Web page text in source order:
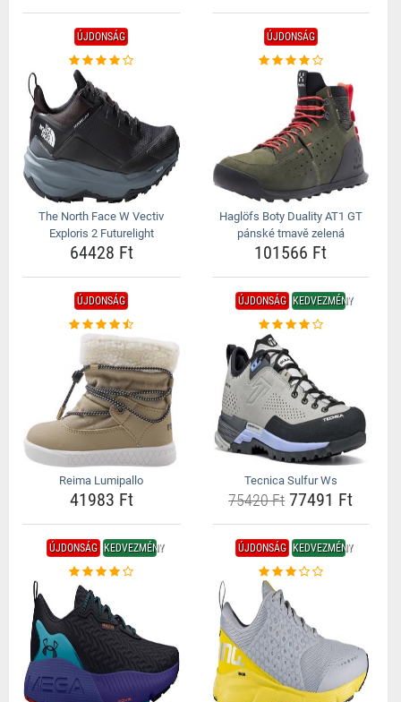
ÚJDONSÁG
The North Face W Vectiv
Exploris 2 Futurelight
64428 Ft
ÚJDONSÁG
Haglöfs Boty Duality AT1 GT
pánské tmavě zelená
101566 Ft
ÚJDONSÁG
Reima Lumipallo
41983 Ft
ÚJDONSÁG KEDVEZMÉNY
Tecnica Sulfur Ws
75420 Ft77491 Ft
ÚJDONSÁG KEDVEZMÉNY ÚJDONSÁG KEDVEZMÉNY